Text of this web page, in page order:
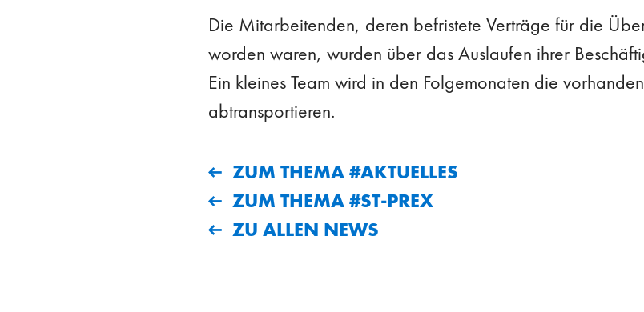
Die Mitarbeitenden, deren befristete Verträge für die
worden waren, wurden über das Auslaufen ihrer
Ein kleines Team wird in den Folgemonaten die
abtransportieren.
ZUM THEMA #AKTUELLES
ZUM THEMA #ST-PREX
ZU ALLEN NEWS